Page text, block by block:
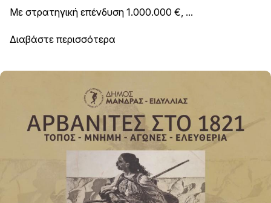
Με στρατηγική επένδυση 1.000.000 €, ...
Διαβάστε περισσότερα